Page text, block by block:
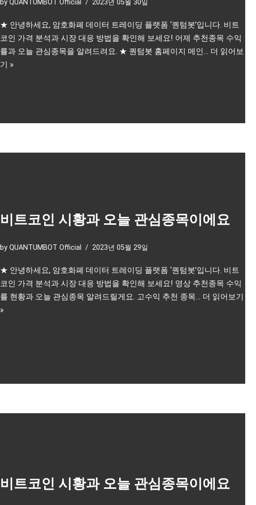
byQUANTUMBOT Official 2023년 05월 30일
★ 안녕하세요, 암호화폐 데이터 트레이딩 플랫폼 ‘퀀텀봇’입니다. 비트
코인 가격 분석과 시장 대응 방법을 확인해 보세요! 어제 추천종목 수익
률과 오늘 관심종목을 알려드려요. ★ 퀀텀봇 홈페이지 메인… 더 읽어보
기 »
비트코인 시황과 오늘 관심종목이에요
byQUANTUMBOT Official 2023년 05월 29일
★ 안녕하세요, 암호화폐 데이터 트레이딩 플랫폼 ‘퀀텀봇’입니다. 비트
코인 가격 분석과 시장 대응 방법을 확인해 보세요! 영상 추천종목 수익
률 현황과 오늘 관심종목 알려드릴게요. 고수익 추천 종목… 더 읽어보기
»
비트코인 시황과 오늘 관심종목이에요